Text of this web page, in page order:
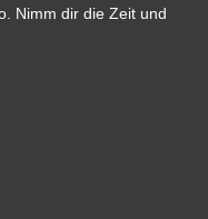
Nimm dir die Zeit und